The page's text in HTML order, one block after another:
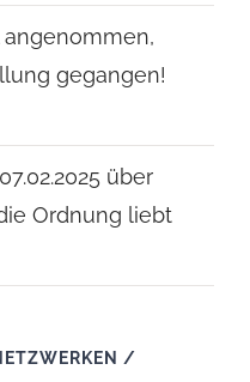
gegangen!
über
Ordnung liebt
/